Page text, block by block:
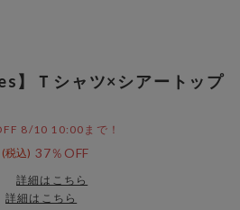
】Ｔシャツ×シアートップ
8/10 10:00まで！
37％OFF
詳細はこちら
詳細はこちら